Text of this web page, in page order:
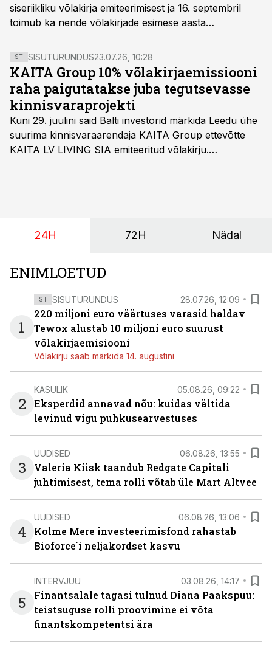
siseriikliku võlakirja emiteerimisest ja 16. septembril
toimub ka nende võlakirjade esimese aasta
intressimakse.
ST SISUTURUNDUS23.07.26, 10:28
KAITA Group 10% võlakirjaemissiooni
raha paigutatakse juba tegutsevasse
kinnisvaraprojekti
Kuni 29. juulini said Balti investorid märkida Leedu ühe
suurima kinnisvaraarendaja KAITA Group ettevõtte
KAITA LV LIVING SIA emiteeritud võlakirju.
24H 72H Nädal
ENIMLOETUD
1
ST SISUTURUNDUS 28.07.26, 12:09
220 miljoni euro väärtuses varasid haldav
Tewox alustab 10 miljoni euro suurust
võlakirjaemisiooni
Võlakirju saab märkida 14. augustini
2
KASULIK 05.08.26, 09:22
Eksperdid annavad nõu: kuidas vältida
levinud vigu puhkusearvestuses
3
UUDISED 06.08.26, 13:55
Valeria Kiisk taandub Redgate Capitali
juhtimisest, tema rolli võtab üle Mart Altvee
4
UUDISED 06.08.26, 13:06
Kolme Mere investeerimisfond rahastab
Bioforce´i neljakordset kasvu
5
INTERVJUU 03.08.26, 14:17
Finantsalale tagasi tulnud Diana Paakspuu:
teistsuguse rolli proovimine ei võta
finantskompetentsi ära